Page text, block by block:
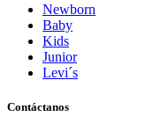
Newborn
Baby
Kids
Junior
Levi´s
Contáctanos